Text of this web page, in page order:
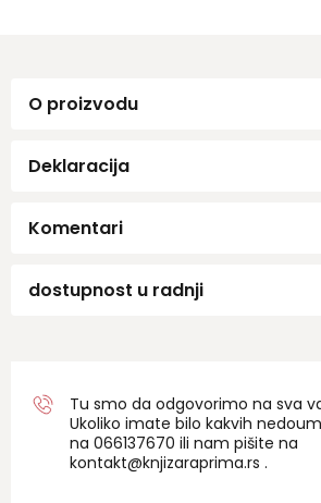
O proizvodu
Deklaracija
Komentari
dostupnost u radnji
Tu smo da odgovorimo na sva
Ukoliko imate bilo kakvih
na 066137670 ili nam pišite na
kontakt@knjizaraprima.rs .